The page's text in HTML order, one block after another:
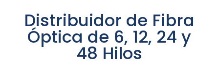
Distribuidor de Fibra
Óptica de 6, 12, 24 y
48 Hilos